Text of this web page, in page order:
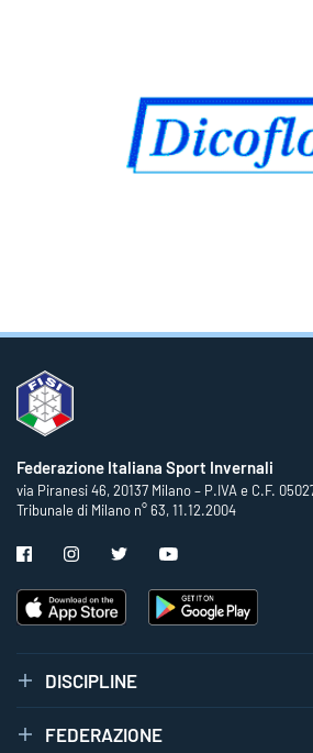
Federazione Italiana Sport Invernali
via Piranesi 46, 20137 Milano – P.IVA e C.F.
Tribunale di Milano n° 63, 11.12.2004
DISCIPLINE
FEDERAZIONE